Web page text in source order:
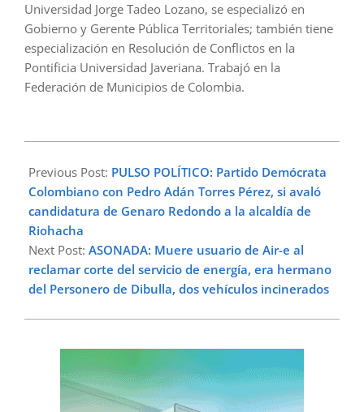
Universidad Jorge Tadeo Lozano, se especializó en
Gobierno y Gerente Pública Territoriales; también tiene
especialización en Resolución de Conflictos en la
Pontificia Universidad Javeriana. Trabajó en la
Federación de Municipios de Colombia.
01-
10
Previous Post: PULSO POLÍTICO: Partido Demócrata
Colombiano con Pedro Adán Torres Pérez, si avaló
candidatura de Genaro Redondo a la alcaldía de
Riohacha
Next Post: ASONADA: Muere usuario de Air-e al
reclamar corte del servicio de energía, era hermano
del Personero de Dibulla, dos vehículos incinerados